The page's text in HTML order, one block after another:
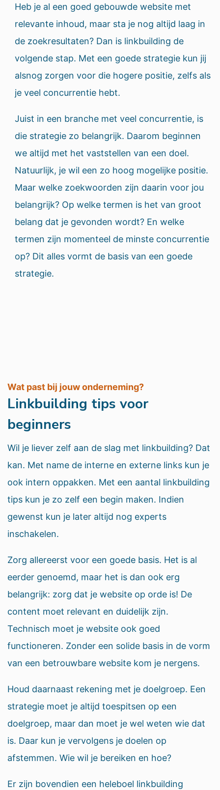
Heb je al een goed gebouwde website met
relevante inhoud, maar sta je nog altijd laag in
de zoekresultaten? Dan is linkbuilding de
volgende stap. Met een goede strategie kun jij
alsnog zorgen voor die hogere positie, zelfs als
je veel concurrentie hebt.
Juist in een branche met veel concurrentie, is
die strategie zo belangrijk. Daarom beginnen
we altijd met het vaststellen van een doel.
Natuurlijk, je wil een zo hoog mogelijke positie.
Maar welke zoekwoorden zijn daarin voor jou
belangrijk? Op welke termen is het van groot
belang dat je gevonden wordt? En welke
termen zijn momenteel de minste concurrentie
op? Dit alles vormt de basis van een goede
strategie.
Wat past bij jouw onderneming?
Linkbuilding tips voor
beginners
Wil je liever zelf aan de slag met linkbuilding? Dat
kan. Met name de interne en externe links kun je
ook intern oppakken. Met een aantal linkbuilding
tips kun je zo zelf een begin maken. Indien
gewenst kun je later altijd nog experts
inschakelen.
Zorg allereerst voor een goede basis. Het is al
eerder genoemd, maar het is dan ook erg
belangrijk: zorg dat je website op orde is! De
content moet relevant en duidelijk zijn.
Technisch moet je website ook goed
functioneren. Zonder een solide basis in de vorm
van een betrouwbare website kom je nergens.
Houd daarnaast rekening met je doelgroep. Een
strategie moet je altijd toespitsen op een
doelgroep, maar dan moet je wel weten wie dat
is. Daar kun je vervolgens je doelen op
afstemmen. Wie wil je bereiken en hoe?
Er zijn bovendien een heleboel linkbuilding